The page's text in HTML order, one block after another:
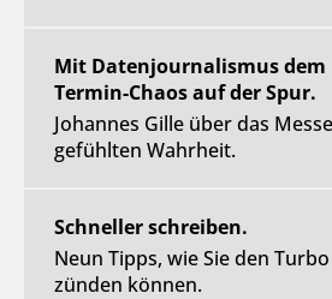
Mit Datenjournalismus dem
Termin-Chaos auf der Spur.
Johannes Gille über das
gefühlten Wahrheit.
Schneller schreiben.
Neun Tipps, wie Sie den
zünden können.